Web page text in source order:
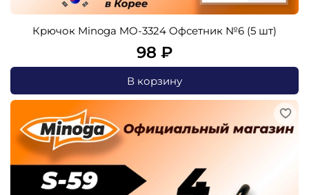
Крючок Minoga MO-3324 Офсетник №6 (5 шт)
98 ₽
В корзину